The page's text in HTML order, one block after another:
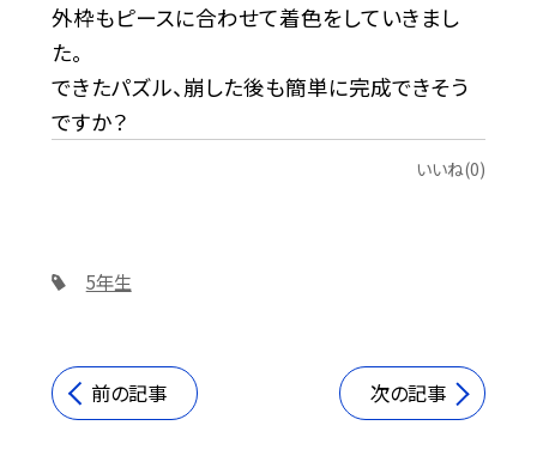
外枠もピースに合わせて着色をしていきまし
た。
できたパズル、崩した後も簡単に完成できそう
ですか？
いいね(0)
5年生
前の記事 次の記事